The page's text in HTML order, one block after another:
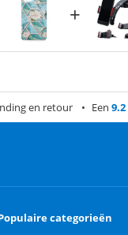
+
en retour Een 9.2
categorieën